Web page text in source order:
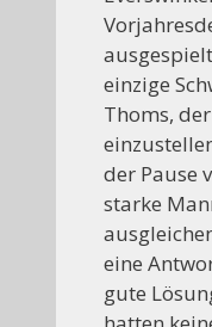
einzige
Thoms,
der Pause
starke
eine
gute